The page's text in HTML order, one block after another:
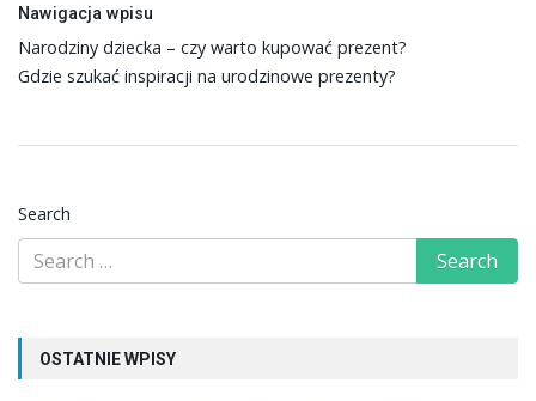
Nawigacja wpisu
Narodziny dziecka – czy warto kupować prezent?
Gdzie szukać inspiracji na urodzinowe prezenty?
Search
OSTATNIE WPISY